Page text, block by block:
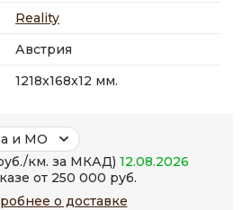
Reality
Австрия
1218x168x12 мм.
и МО
км. за МКАД) 12.08.2026
от 250 000 руб.
о доставке